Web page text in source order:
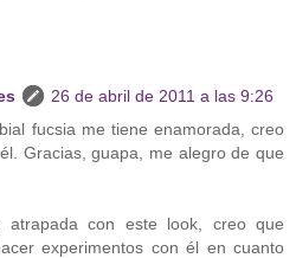
26 de abril de 2011 a las 9:26
fucsia me tiene enamorada, creo
Gracias, guapa, me alegro de que
atrapada con este look, creo que
experimentos con él en cuanto